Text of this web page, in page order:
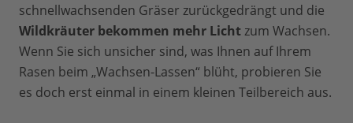
schnellwachsenden Gräser zurückgedrängt und die
Wildkräuter bekommen mehr Lichtzum Wachsen.
Wenn Sie sich unsicher sind, was Ihnen auf Ihrem
Rasen beim „Wachsen-Lassen“ blüht, probieren Sie
es doch erst einmal in einem kleinen Teilbereich aus.